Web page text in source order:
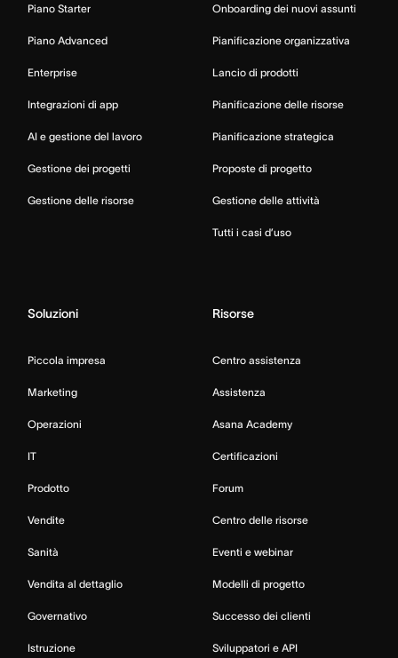
Piano Starter
Piano Advanced
Enterprise
Integrazioni di app
AI e gestione del lavoro
Gestione dei progetti
Gestione delle risorse
Onboarding dei nuovi assunti
Pianificazione organizzativa
Lancio di prodotti
Pianificazione delle risorse
Pianificazione strategica
Proposte di progetto
Gestione delle attività
Tutti i casi d’uso
Soluzioni
Piccola impresa
Marketing
Operazioni
IT
Prodotto
Vendite
Sanità
Vendita al dettaglio
Governativo
Istruzione
Risorse
Centro assistenza
Assistenza
Asana Academy
Certificazioni
Forum
Centro delle risorse
Eventi e webinar
Modelli di progetto
Successo dei clienti
Sviluppatori e API